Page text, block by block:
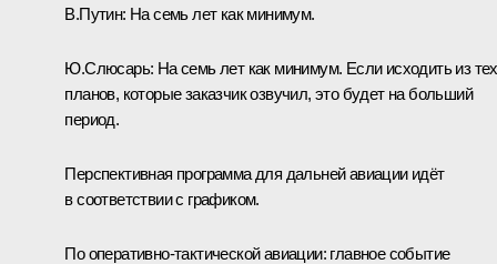
В.Путин: На семь лет как минимум.
Ю.Слюсарь: На семь лет как минимум. Если исходить из тех
планов, которые заказчик озвучил, это будет на больший
период.
Перспективная программа для дальней авиации идёт
в соответствии с графиком.
По оперативно-тактической авиации: главное событие